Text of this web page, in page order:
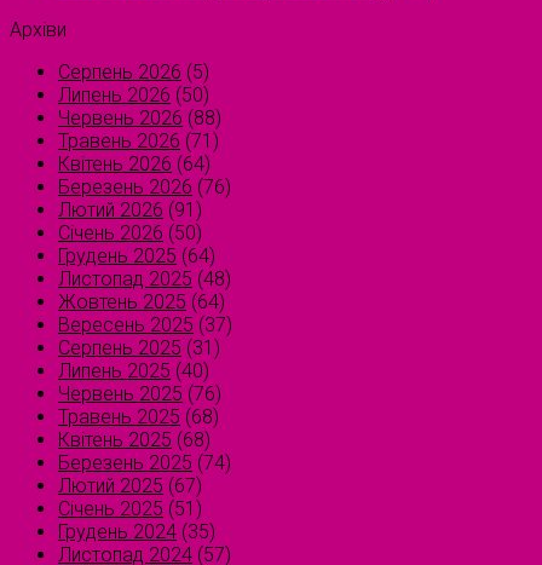
Архіви
Серпень 2026 (5)
Липень 2026 (50)
Червень 2026 (88)
Травень 2026 (71)
Квітень 2026 (64)
Березень 2026 (76)
Лютий 2026 (91)
Січень 2026 (50)
Грудень 2025 (64)
Листопад 2025 (48)
Жовтень 2025 (64)
Вересень 2025 (37)
Серпень 2025 (31)
Липень 2025 (40)
Червень 2025 (76)
Травень 2025 (68)
Квітень 2025 (68)
Березень 2025 (74)
Лютий 2025 (67)
Січень 2025 (51)
Грудень 2024 (35)
Листопад 2024 (57)